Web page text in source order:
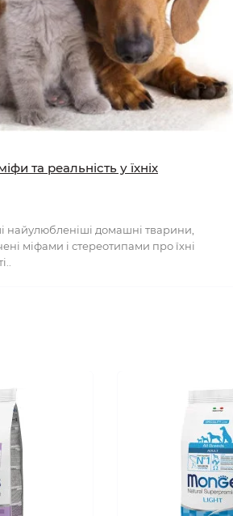
та реальність у їхніх
найулюбленіші домашні тварини,
міфами і стереотипами про їхні